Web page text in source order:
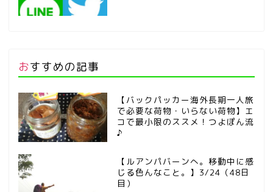
おすすめの記事
【バックパッカー海外長期一人旅
で必要な荷物・いらない荷物】エ
コで最小限のススメ！つよぽん流
♪
【ルアンパバーンへ。移動中に感
じる色んなこと。】3/24（48日
目）